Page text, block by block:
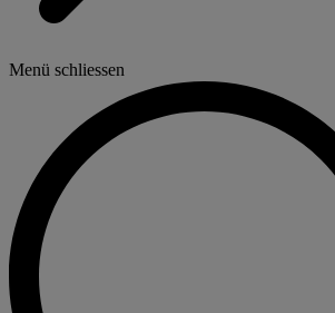
Menü schliessen